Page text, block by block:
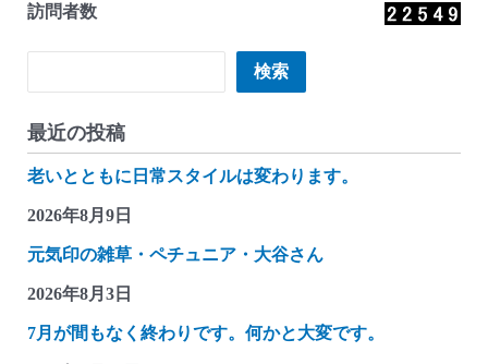
訪問者数
検索
最近の投稿
老いとともに日常スタイルは変わります。
2026年8月9日
元気印の雑草・ペチュニア・大谷さん
2026年8月3日
7月が間もなく終わりです。何かと大変です。